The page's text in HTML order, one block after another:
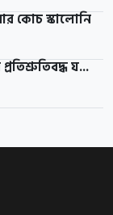
কোচ স্কালোনি
য...